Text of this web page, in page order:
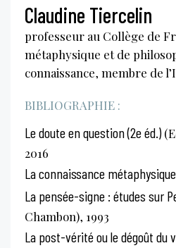
Claudine Tiercelin
professeur au Collège de
métaphysique et de
connaissance, membre de
BIBLIOGRAPHIE :
Le doute en question (2e éd.)
2016
La connaissance métaphysique
La pensée-signe : études sur
Chambon), 1993
La post-vérité ou le dégoût du